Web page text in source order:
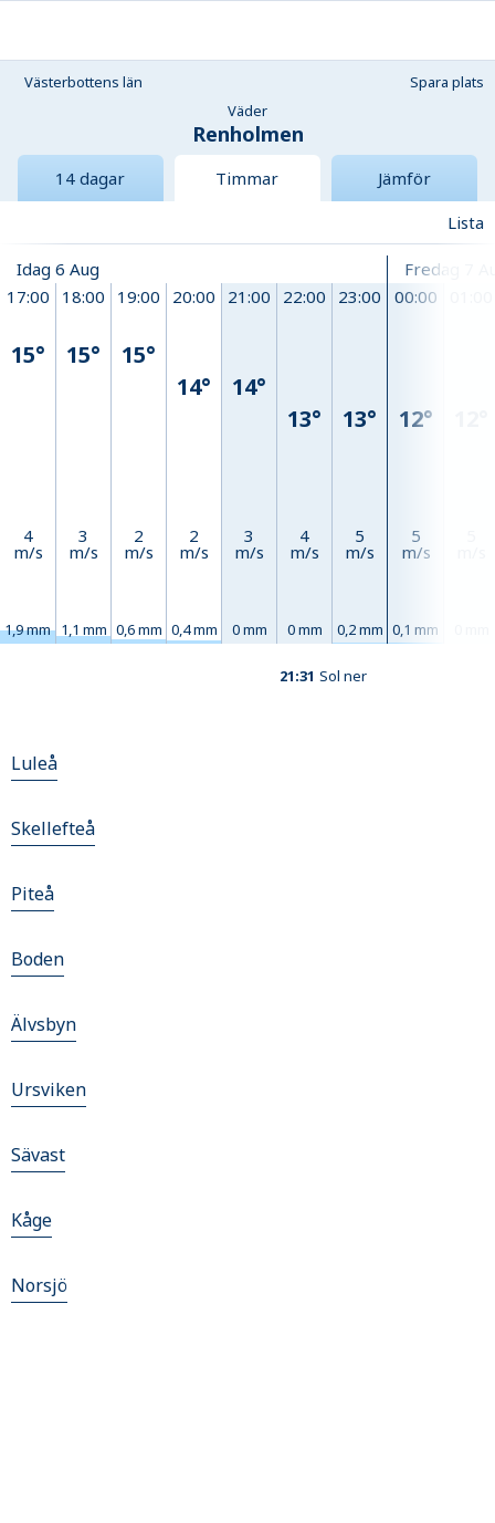
Västerbottens län
Spara plats
Väder
Renholmen
14 dagar Timmar
Jämför
Lista
Idag 6 Aug
17:00
15°
4
m/s
1,9 mm
18:00
15°
3
m/s
1,1 mm
19:00
15°
2
m/s
0,6 mm
20:00
14°
2
m/s
0,4 mm
21:00
14°
3
m/s
0 mm
22:00
13°
4
m/s
0 mm
23:00
13°
5
m/s
0,2 mm
Fredag 7
00:00
12°
5
m/s
0,1 mm
21:31 Sol ner
Luleå
Skellefteå
Piteå
Boden
Älvsbyn
Ursviken
Sävast
Kåge
Norsjö